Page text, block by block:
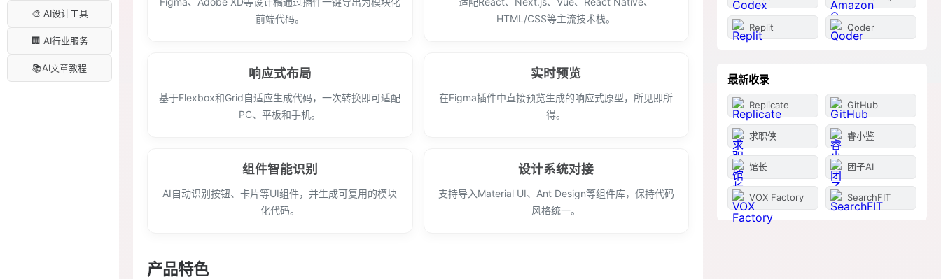
🎨 AI设计工具
🏢 AI行业服务
📚AI文章教程
前端代码。
HTML/CSS等主流技术栈。
响应式布局
基于Flexbox和Grid自适应生成代码，一次转换即可适配
PC、平板和手机。
实时预览
在Figma插件中直接预览生成的响应式原型，所见即所
得。
组件智能识别
AI自动识别按钮、卡片等UI组件，并生成可复用的模块
化代码。
设计系统对接
支持导入Material UI、Ant Design等组件库，保持代码
风格统一。
产品特色
Replit Qoder
最新收录
Replicate GitHub
求职侠 睿小鉴
馆长 团子AI
VOX Factory SearchFIT